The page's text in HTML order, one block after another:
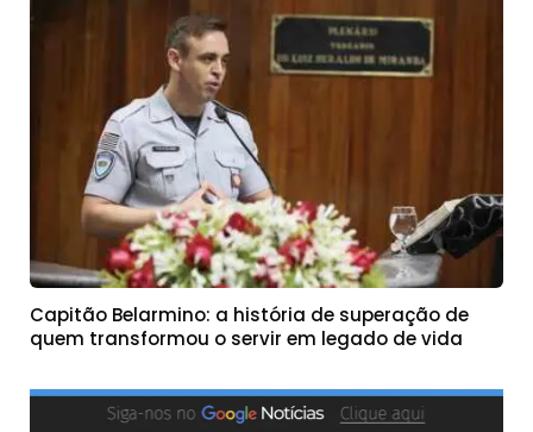
Capitão Belarmino: a história de superação de
quem transformou o servir em legado de vida